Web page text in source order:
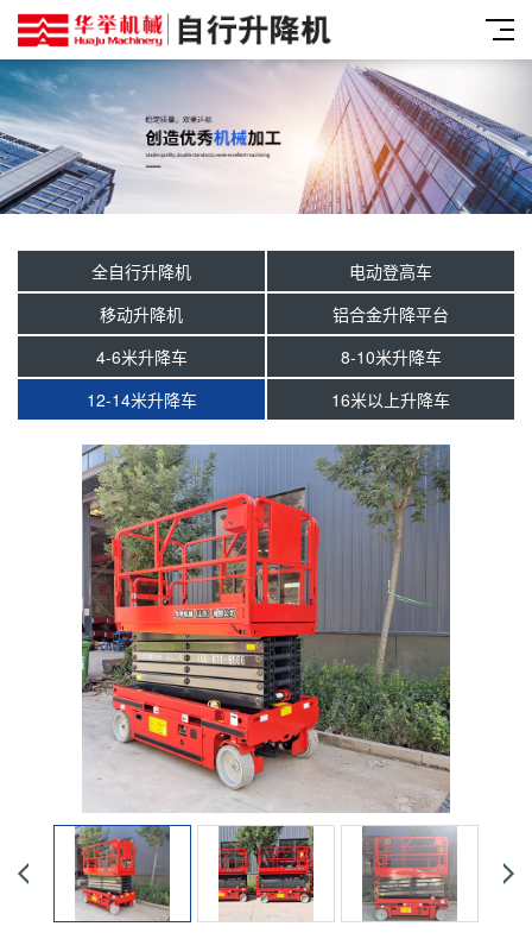
全自行升降机
电动登高车
移动升降机
铝合金升降平台
4-6米升降车
8-10米升降车
12-14米升降车
16米以上升降车